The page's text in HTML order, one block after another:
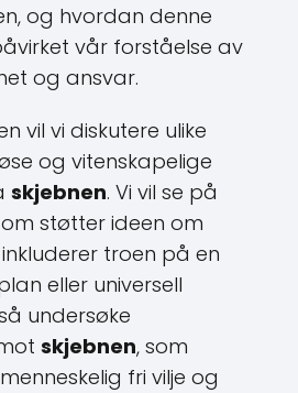
og hvordan denne
vår forståelse av
og ansvar.
vil vi diskutere ulike
og vitenskapelige
skjebnen. Vi vil se på
støtter ideen om
troen på en
eller universell
undersøke
skjebnen, som
fri vilje og